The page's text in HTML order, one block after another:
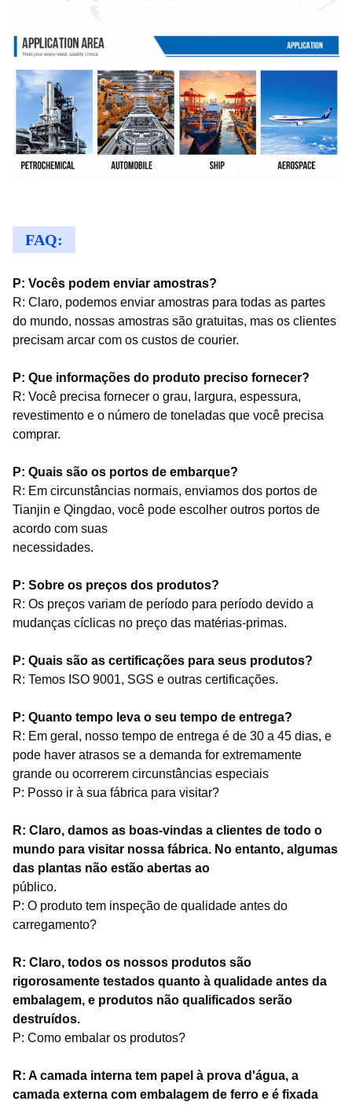
FAQ:
P: Vocês podem enviar amostras?
R: Claro, podemos enviar amostras para todas as partes
do mundo, nossas amostras são gratuitas, mas os clientes
precisam arcar com os custos de courier.
P: Que informações do produto preciso fornecer?
R: Você precisa fornecer o grau, largura, espessura,
revestimento e o número de toneladas que você precisa
comprar.
P: Quais são os portos de embarque?
R: Em circunstâncias normais, enviamos dos portos de
Tianjin e Qingdao, você pode escolher outros portos de
acordo com suas
necessidades.
P: Sobre os preços dos produtos?
R: Os preços variam de período para período devido a
mudanças cíclicas no preço das matérias-primas.
P: Quais são as certificações para seus produtos?
R: Temos ISO 9001, SGS e outras certificações.
P: Quanto tempo leva o seu tempo de entrega?
R: Em geral, nosso tempo de entrega é de 30 a 45 dias, e
pode haver atrasos se a demanda for extremamente
grande ou ocorrerem circunstâncias especiais
P: Posso ir à sua fábrica para visitar?
R: Claro, damos as boas-vindas a clientes de todo o
mundo para visitar nossa fábrica. No entanto, algumas
das plantas não estão abertas ao
público.
P: O produto tem inspeção de qualidade antes do
carregamento?
R: Claro, todos os nossos produtos são
rigorosamente testados quanto à qualidade antes da
embalagem, e produtos não qualificados serão
destruídos.
P: Como embalar os produtos?
R: A camada interna tem papel à prova d'água, a
camada externa com embalagem de ferro e é fixada